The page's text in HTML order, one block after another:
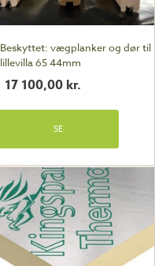
Beskyttet: vægplanker og dør til
lillevilla 65 44mm
17 100,00 kr.
SE